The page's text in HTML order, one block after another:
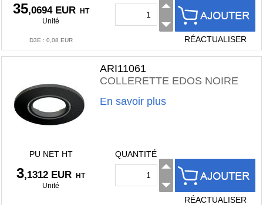
35,0694 EUR
HT
Unité
D3E : 0,08 EUR RÉACTUALISER
ARI11061
COLLERETTE EDOS NOIRE
En savoir plus
PU NET HT
3,1312 EUR
HT
Unité
QUANTITÉ
RÉACTUALISER